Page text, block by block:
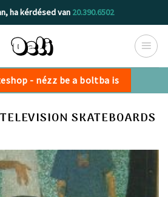
ha kérdésed van 20.390.6502
- nézz be a boltba is
TELEVISION SKATEBOARDS